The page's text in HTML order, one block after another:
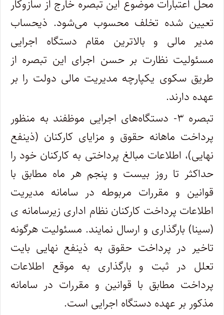
محل اعتبارات موضوع این تبصره خارج از سازوکار
تعیین شده تخلف محسوب می‌شود. ذیحساب
مدیر مالی و بالاترین مقام دستگاه اجرایی
مسئولیت نظارت بر حسن اجرای این تبصره از
طریق سکوی یکپارچه مدیریت مالی دولت را بر
عهده دارند‌.
تبصره ۳- دستگاه‌های اجرایی موظفند به منظور
پرداخت ماهانه حقوق و مزایای کارکنان (ذینفع
نهایی)، اطلاعات مبالغ پرداختی به کارکنان خود را
حداکثر تا روز بیست و پنجم هر ماه مطابق با
قوانین و مقررات مربوطه در سامانه مدیریت
اطلاعات پرداخت کارکنان نظام اداری زیرسامانه ی
(سینا) بارگذاری و ارسال نمایند‌. مسئولیت هرگونه
تاخیر در پرداخت حقوق به ذینفع نهایی بایت
تعلل در ثبت و بارگذاری به موقع اطلاعات
پرداخت مطابق با قوانین و مقررات در سامانه
مذکور بر عهده دستگاه اجرایی است‌.